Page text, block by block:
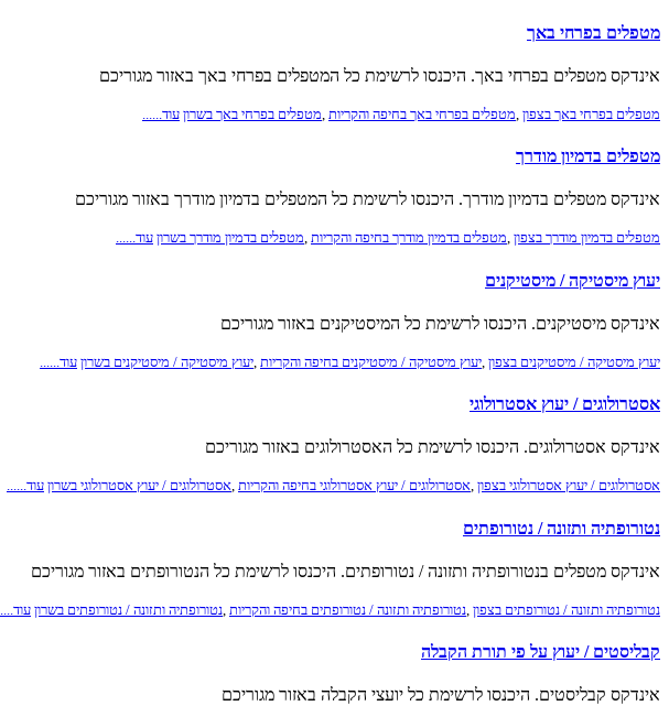
מטפלים בפרחי באך
אינדקס מטפלים בפרחי באך. היכנסו לרשימת כל המטפלים בפרחי באך באזור מגוריכם
מטפלים בפרחי באך בצפון מטפלים בפרחי באך בחיפה והקריות מטפלים בפרחי באך בשרון עוד......
מטפלים בדמיון מודרך
אינדקס מטפלים בדמיון מודרך. היכנסו לרשימת כל המטפלים בדמיון מודרך באזור מגוריכם
מטפלים בדמיון מודרך בצפון ,מטפלים בדמיון מודרך בחיפה והקריות ,מטפלים בדמיון מודרך בשרון עוד......
יעוץ מיסטיקה / מיסטיקנים
אינדקס מיסטיקנים. היכנסו לרשימת כל המיסטיקנים באזור מגוריכם
יעוץ מיסטיקה / מיסטיקנים בצפון יעוץ מיסטיקה / מיסטיקנים בחיפה והקריות יעוץ מיסטיקה / מיסטיקנים בשרון עוד......
אסטרולוגים / יעוץ אסטרולוגי
אינדקס אסטרולוגים. היכנסו לרשימת כל האסטרולוגים באזור מגוריכם
אסטרולוגים / יעוץ אסטרולוגי בצפון ,אסטרולוגים / יעוץ אסטרולוגי בחיפה והקריות ,אסטרולוגים / יעוץ אסטרולוגי בשרון עוד......
נטורופתיה ותזונה / נטורופתים
אינדקס מטפלים בנטורופתיה ותזונה / נטורופתים. היכנסו לרשימת כל הנטורופתים באזור מגוריכם
נטורופתיה ותזונה / נטורופתים בצפון נטורופתיה ותזונה / נטורופתים בחיפה והקריות נטורופתיה ותזונה / נטורופתים בשרון עוד......
קבליסטים / יעוץ על פי תורת הקבלה
אינדקס קבליסטים. היכנסו לרשימת כל יועצי הקבלה באזור מגוריכם